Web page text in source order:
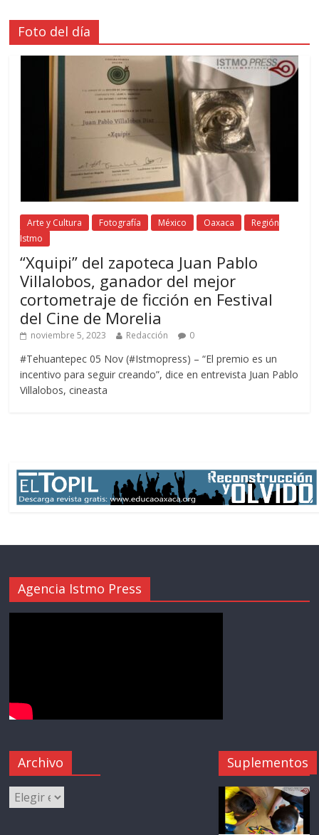
Foto del día
Arte y Cultura Fotografía México Oaxaca
Región
Istmo
“Xquipi” del zapoteca Juan Pablo
Villalobos, ganador del mejor
cortometraje de ficción en Festival
del Cine de Morelia
noviembre 5, 2023 Redacción 0
#Tehuantepec 05 Nov (#Istmopress) – “El premio es un
incentivo para seguir creando”, dice en entrevista Juan Pablo
Villalobos, cineasta
Agencia Istmo Press
Archivo Suplementos